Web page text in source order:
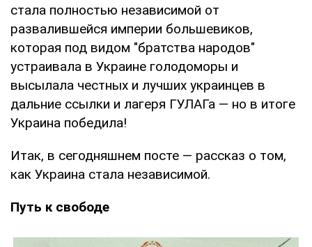
стала полностью независимой от
развалившейся империи большевиков,
которая под видом "братства народов"
устраивала в Украине голодоморы и
высылала честных и лучших украинцев в
дальние ссылки и лагеря ГУЛАГа — но в итоге
Украина победила!
Итак, в сегодняшнем посте — рассказ о том,
как Украина стала независимой.
Путь к свободе